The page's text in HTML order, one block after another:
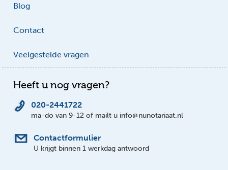
Blog
Contact
Veelgestelde vragen
Heeft u nog vragen?
020-2441722
ma-do van 9-12 of mailt u info@nunotariaat.nl
Contactformulier
U krijgt binnen 1 werkdag antwoord